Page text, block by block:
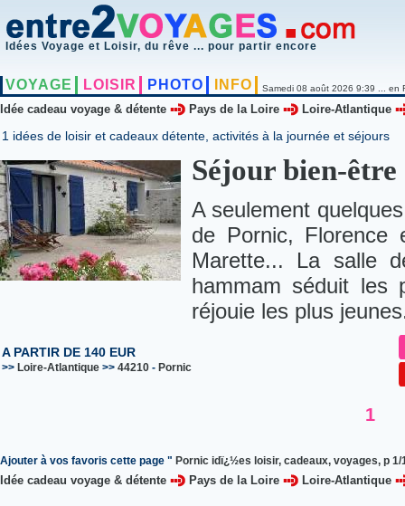
Idées Voyage et Loisir, du rêve ... pour partir encore
VOYAGE LOISIR PHOTO INFO Samedi 08 août 2026 9:39 ... en
Idée cadeau voyage & détente Pays de la Loire Loire-Atlantique
1 idées de loisir et cadeaux détente, activités à la journée et séjours
Séjour bien-
A seulement
de Pornic, Florence
Marette... La salle
hammam séduit les
réjouie les plus
A PARTIR DE 140 EUR
>> Loire-Atlantique >> 44210 - Pornic
1
Ajouter à vos favoris cette page " Pornic idï¿½es loisir, cadeaux, voyages, p 1/
Idée cadeau voyage & détente Pays de la Loire Loire-Atlantique